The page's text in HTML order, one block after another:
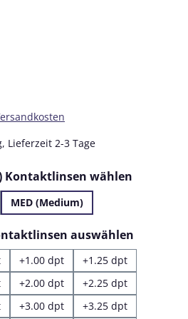
Lieferzeit 2-3 Tage
Kontaktlinsen wählen
MED (Medium)
auswählen
+1.00 dpt
+1.25 dpt
+2.00 dpt
+2.25 dpt
+3.00 dpt
+3.25 dpt